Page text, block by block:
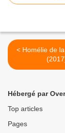
< Homélie de la Pentecôte
Hébergé par
Top articles
Pages